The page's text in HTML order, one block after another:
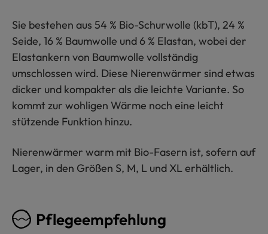
Sie bestehen aus 54 % Bio-Schurwolle (kbT), 24 %
Seide, 16 % Baumwolle und 6 % Elastan, wobei der
Elastankern von Baumwolle vollständig
umschlossen wird. Diese Nierenwärmer sind etwas
dicker und kompakter als die leichte Variante. So
kommt zur wohligen Wärme noch eine leicht
stützende Funktion hinzu.
Nierenwärmer warm mit Bio-Fasern ist, sofern auf
Lager, in den Größen S, M, L und XL erhältlich.
Pflegeempfehlung